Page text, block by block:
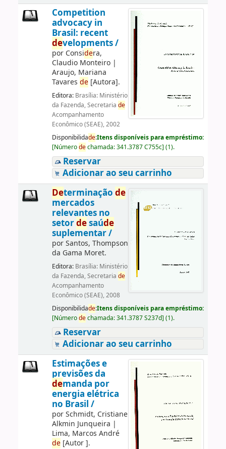
Competition
advocacy in
Brasil: recent
developments /
por Considera,
Claudio Monteiro|
Araujo, Mariana
Tavares de[Autora].
Editora: Brasília: Ministério
da Fazenda, Secretaria de
Acompanhamento
Econômico (SEAE), 2002
Disponibilidade:Itens disponíveis para empréstimo:
[Númerodechamada:341.3787 C755c] (1).
Reservar
Adicionar ao seu carrinho
Determinação de
mercados
relevantes no
setordesaúde
suplementar /
porSantos, Thompson
da Gama Moret.
Editora: Brasília: Ministério
da Fazenda, Secretaria de
Acompanhamento
Econômico (SEAE), 2008
Disponibilidade:Itens disponíveis para empréstimo:
[Númerodechamada:341.3787 S237d] (1).
Reservar
Adicionar ao seu carrinho
Estimações e
previsões da
demanda por
energia elétrica
no Brasil /
porSchmidt, Cristiane
Alkmin Junqueira |
Lima, Marcos André
de[Autor ].